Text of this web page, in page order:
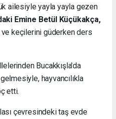
ailesiyle yayla yayla gezen
Emine Betül Küçükakça,
keçilerini güderken ders
Bucakkışla'da
hayvancılıkla
etti.
çevresindeki taş evde